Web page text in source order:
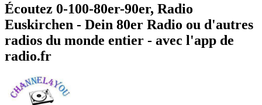
Écoutez 0-100-80er-90er, Radio
Euskirchen - Dein 80er Radio ou d'autres
radios du monde entier - avec l'app de
radio.fr